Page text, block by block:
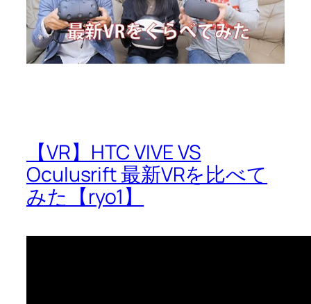
【VR】HTC VIVE VS
Oculusrift 最新VRを比べて
みた【ryo1】